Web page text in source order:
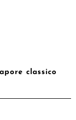
classico